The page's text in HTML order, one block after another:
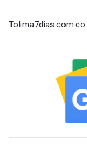
Tolima7dias.com.co